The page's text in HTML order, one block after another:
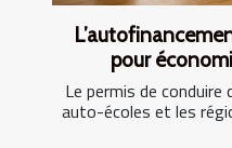
pour
Le permis de
auto-écoles et les